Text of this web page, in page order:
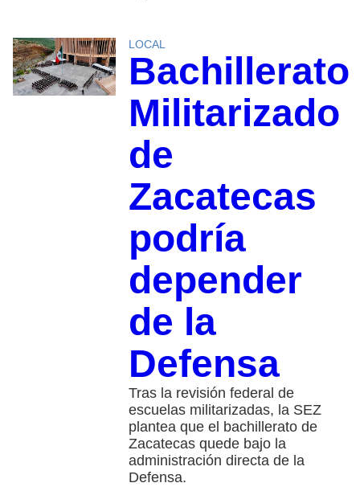
LOCAL
Bachillerato
Militarizado
de
Zacatecas
podría
depender
de la
Defensa
Tras la revisión federal de
escuelas militarizadas, la SEZ
plantea que el bachillerato de
Zacatecas quede bajo la
administración directa de la
Defensa.